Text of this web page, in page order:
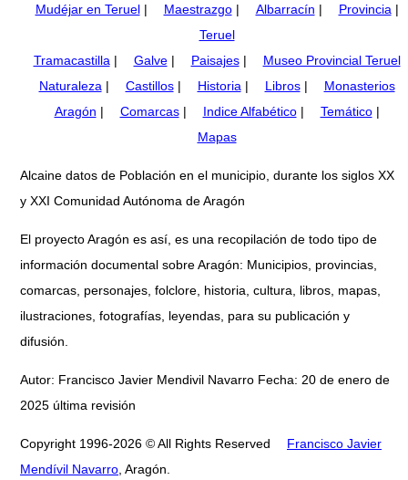
Mudéjar en Teruel| Maestrazgo| Albarracín | Provincia |
Teruel
Tramacastilla | Galve| Paisajes|
Museo Provincial Teruel
Naturaleza | Castillos| Historia | Libros|
Monasterios
Aragón | Comarcas| Indice Alfabético| Temático|
Mapas
Alcaine datos de Población en el municipio, durante los siglos XX
y XXI Comunidad Autónoma de Aragón
El proyecto Aragón es así, es una recopilación de todo tipo de
información documental sobre Aragón: Municipios, provincias,
comarcas, personajes, folclore, historia, cultura, libros, mapas,
ilustraciones, fotografías, leyendas, para su publicación y
difusión.
Autor: Francisco Javier Mendivil Navarro Fecha: 20 de enero de
2025 última revisión
Copyright 1996-2026 © All Rights Reserved
Francisco Javier
Mendívil Navarro , Aragón.